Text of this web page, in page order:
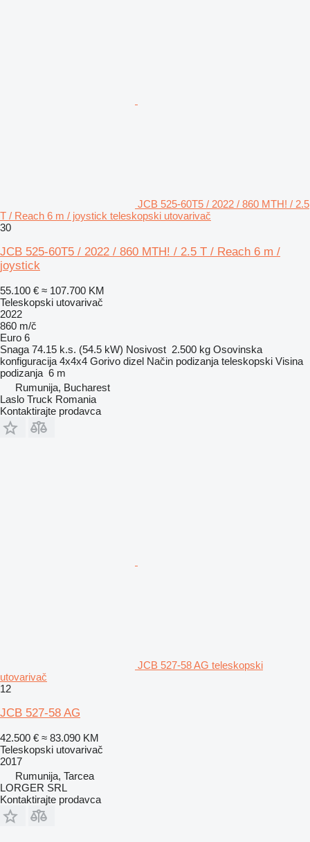
JCB 525-60T5 / 2022 / 860 MTH! / 2.5
T / Reach 6 m / joystick teleskopski utovarivač
30
JCB 525-60T5 / 2022 / 860 MTH! / 2.5 T / Reach 6 m /
joystick
55.100 € ≈ 107.700 KM
Teleskopski utovarivač
2022
860 m/č
Euro 6
Snaga 74.15 k.s. (54.5 kW) Nosivost 2.500 kg Osovinska
konfiguracija 4x4x4 Gorivo dizel Način podizanja teleskopski Visina
podizanja 6 m
Rumunija, Bucharest
Laslo Truck Romania
Kontaktirajte prodavca
JCB 527-58 AG teleskopski
utovarivač
12
JCB 527-58 AG
42.500 € ≈ 83.090 KM
Teleskopski utovarivač
2017
Rumunija, Tarcea
LORGER SRL
Kontaktirajte prodavca